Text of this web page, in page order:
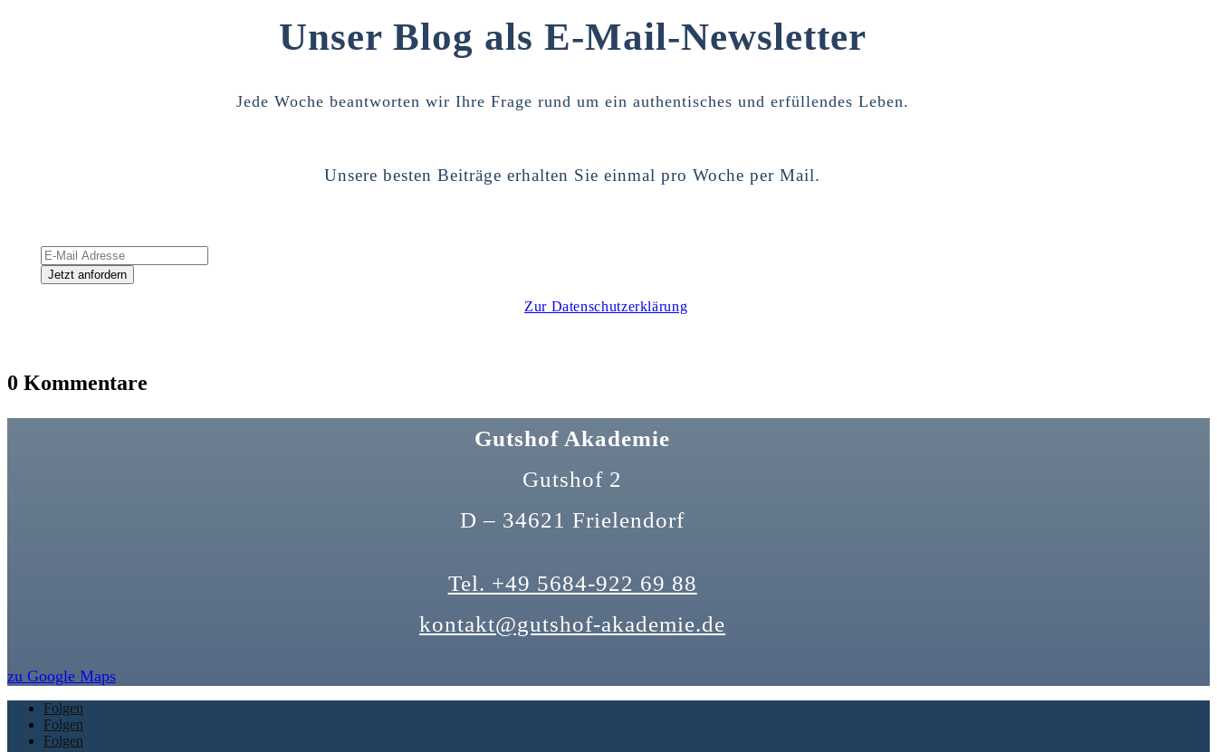
Unser Blog als E-Mail-Newsletter
Jede Woche beantworten wir Ihre Frage rund um ein authentisches und erfüllendes Leben.
Unsere besten Beiträge erhalten Sie einmal pro Woche per Mail.
Zur Datenschutzerklärung
0 Kommentare
Gutshof Akademie
Gutshof 2
D – 34621 Frielendorf
Tel. +49 5684-922 69 88
kontakt@gutshof-akademie.de
zu Google Maps
Folgen
Folgen
Folgen